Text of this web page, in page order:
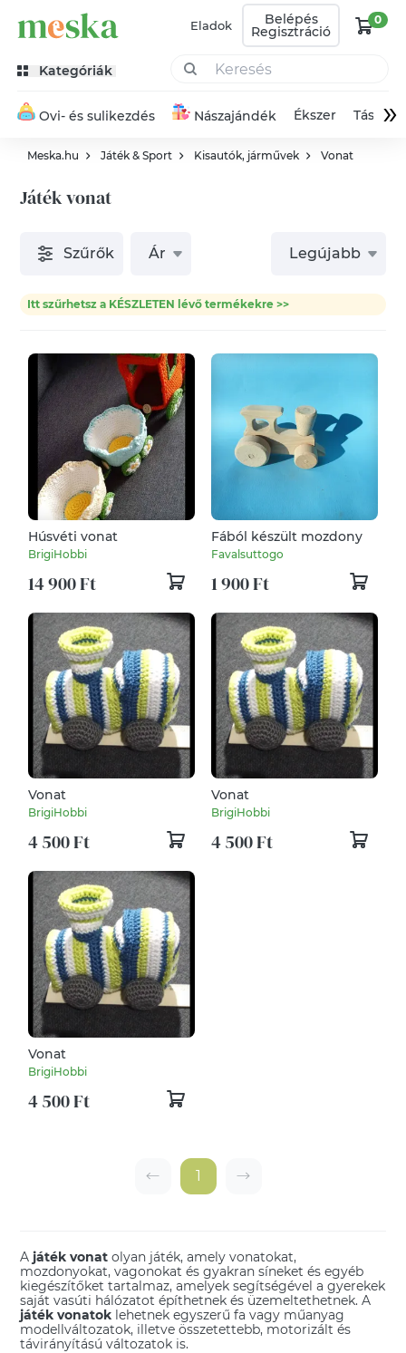
Eladok Belépés
Regisztráció
0
Kategóriák
Ovi- és sulikezdés Nászajándék Ékszer Táska»
Meska.hu Játék & Sport Kisautók, járművek Vonat
Játék vonat
Szűrők Ár Legújabb
Itt szűrhetsz a KÉSZLETEN lévő termékekre >>
Húsvéti vonat
BrigiHobbi
14 900 Ft
Fából készült mozdony
Favalsuttogo
1 900 Ft
Vonat
BrigiHobbi
4 500 Ft
Vonat
BrigiHobbi
4 500 Ft
Vonat
BrigiHobbi
4 500 Ft
1
A játék vonat olyan játék, amely vonatokat,
mozdonyokat, vagonokat és gyakran síneket és egyéb
kiegészítőket tartalmaz, amelyek segítségével a gyerekek
saját vasúti hálózatot építhetnek és üzemeltethetnek. A
játék vonatok lehetnek egyszerű fa vagy műanyag
modellváltozatok, illetve összetettebb, motorizált és
távirányítású változatok is.